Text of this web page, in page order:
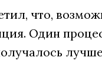
что,
Один